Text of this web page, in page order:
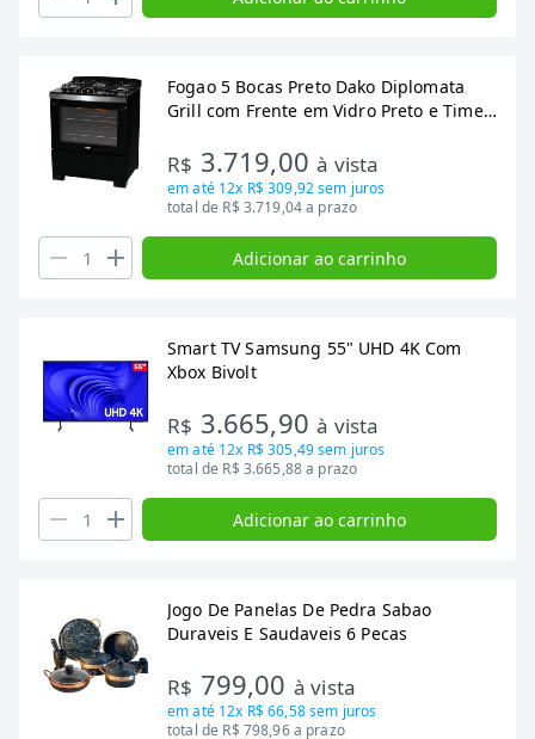
Fogao 5 Bocas Preto Dako Diplomata
Grill com Frente em Vidro Preto e Timer
R$ 3.719,00à vista
em até 12x R$ 309,92sem juros
total de R$ 3.719,04 a prazo
Adicionar ao carrinho
Smart TV Samsung 55" UHD 4K Com
Xbox Bivolt
R$ 3.665,90à vista
em até 12x R$ 305,49sem juros
total de R$ 3.665,88 a prazo
Adicionar ao carrinho
Jogo De Panelas De Pedra Sabao
Duraveis E Saudaveis 6 Pecas
R$ 799,00 à vista
em até 12x R$ 66,58sem juros
total de R$ 798,96 a prazo